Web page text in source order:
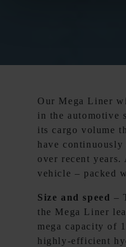
Our Mega Liner
in the automotive
its cargo volume
have
over recent
vehicle – packed
Size and speed –
the Mega Liner
mega capacity of
highly-efficient